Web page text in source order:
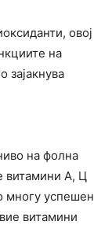
овој
на
зајакнува
на фолна
витамини А, Ц
многу успешен
витамини